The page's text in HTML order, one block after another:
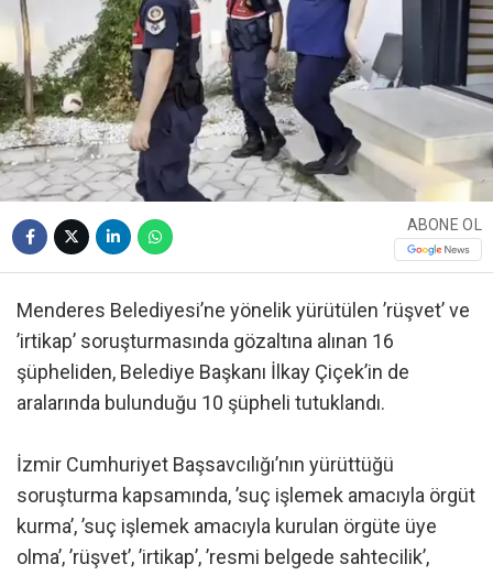
ABONE OL
Menderes Belediyesi’ne yönelik yürütülen ’rüşvet’ ve
’irtikap’ soruşturmasında gözaltına alınan 16
şüpheliden, Belediye Başkanı İlkay Çiçek’in de
aralarında bulunduğu 10 şüpheli tutuklandı.
İzmir Cumhuriyet Başsavcılığı’nın yürüttüğü
soruşturma kapsamında, ’suç işlemek amacıyla örgüt
kurma’, ’suç işlemek amacıyla kurulan örgüte üye
olma’, ’rüşvet’, ’irtikap’, ’resmi belgede sahtecilik’,